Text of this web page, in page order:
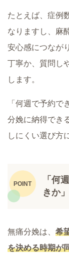
たとえば、症例
なりますし、麻
安心感につなが
丁寧か、質問し
します。
「何週で予約
分娩に納得でき
しにくい選び方
「何
きか
無痛分娩は、 希
を決める時期が